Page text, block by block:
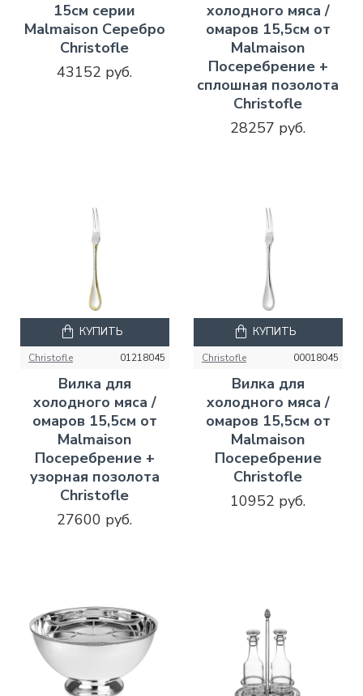
15см серии
Malmaison Серебро
Christofle
43152 руб.
холодного мяса /
омаров 15,5см от
Malmaison
Посеребрение +
сплошная позолота
Christofle
28257 руб.
Christofle 01218045
Вилка для
холодного мяса /
омаров 15,5см от
Malmaison
Посеребрение +
узорная позолота
Christofle
27600 руб.
КУПИТЬ
Christofle 00018045
Вилка для
холодного мяса /
омаров 15,5см от
Malmaison
Посеребрение
Christofle
10952 руб.
КУПИТЬ